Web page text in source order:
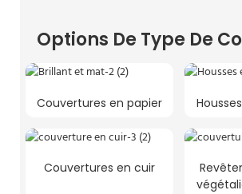
Options De Type De
Couvertures en papier
Couvertures en cuir